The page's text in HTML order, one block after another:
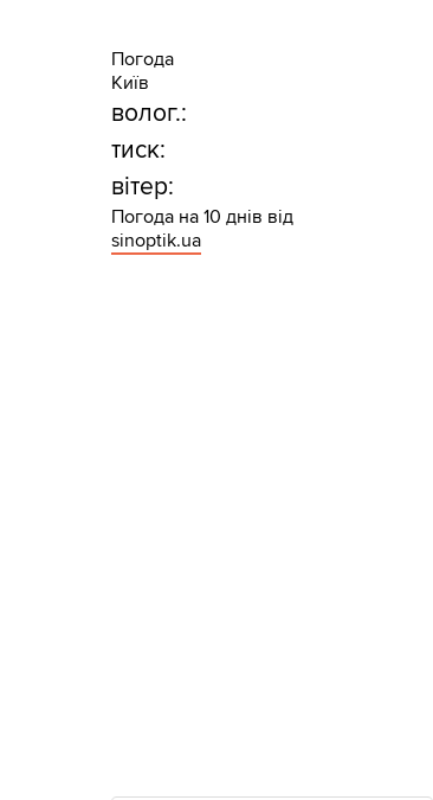
Погода
Київ
волог.:
тиск:
вітер:
Погода на 10 днів від
sinoptik.ua